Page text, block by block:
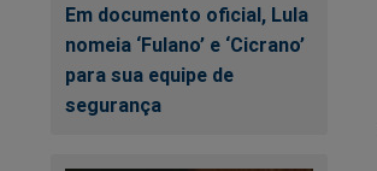
Em documento oficial, Lula
nomeia ‘Fulano’ e ‘Cicrano’
para sua equipe de
segurança